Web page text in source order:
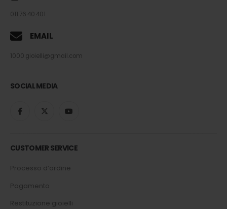
011.76.40.401
EMAIL
1000.gioielli@gmail.com
SOCIAL MEDIA
CUSTOMER SERVICE
Processo d’ordine
Pagamento
Restituzione gioielli